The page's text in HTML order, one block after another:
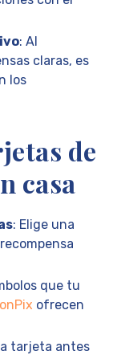
: Al
claras, es
los
de
casa
: Elige una
que tu
ofrecen
tarjeta antes